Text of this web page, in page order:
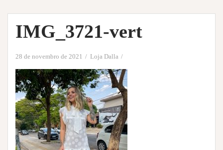
IMG_3721-vert
28 de novembro de 2021 Loja Dalla